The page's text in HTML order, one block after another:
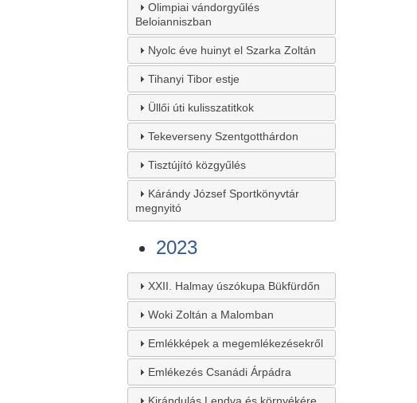
Olimpiai vándorgyűlés
Beloianniszban
Nyolc éve huinyt el Szarka Zoltán
Tihanyi Tibor estje
Üllői úti kulisszatitkok
Tekeverseny Szentgotthárdon
Tisztújító közgyűlés
Kárándy József Sportkönyvtár
megnyitó
2023
XXII. Halmay úszókupa Bükfürdőn
Woki Zoltán a Malomban
Emlékképek a megemlékezésekről
Emlékezés Csanádi Árpádra